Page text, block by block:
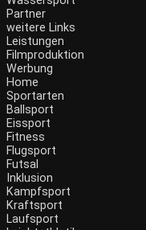
Partner
weitere Links
Leistungen
Filmproduktion
Werbung
Home
Sportarten
Ballsport
Eissport
Fitness
Flugsport
Futsal
Inklusion
Kampfsport
Kraftsport
Laufsport